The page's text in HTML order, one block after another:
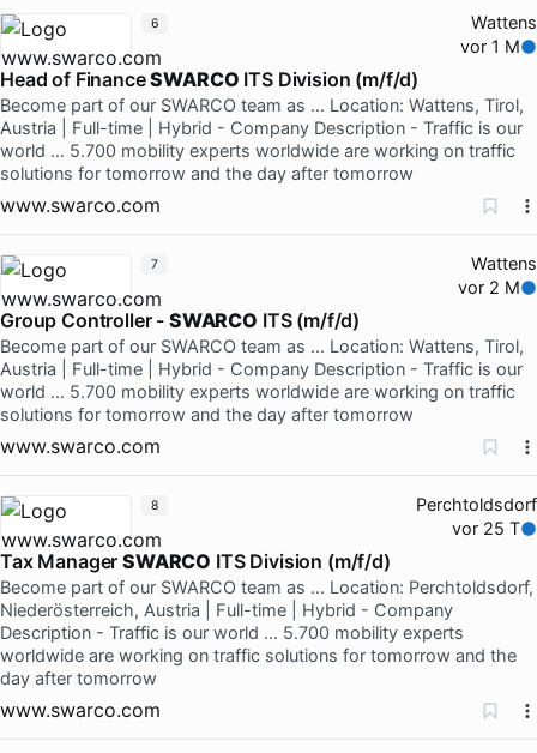
Wattens
vor 1 M
Head of FinanceSWARCO ITS Division (m/f/d)
Become part of our SWARCO team as … Location: Wattens, Tirol,
Austria | Full-time | Hybrid - Company Description - Traffic is our
world … 5.700 mobility experts worldwide are working on traffic
solutions for tomorrow and the day after tomorrow
www.swarco.com
6
Wattens
vor 2 M
Group Controller - SWARCO ITS (m/f/d)
Become part of our SWARCO team as … Location: Wattens, Tirol,
Austria | Full-time | Hybrid - Company Description - Traffic is our
world … 5.700 mobility experts worldwide are working on traffic
solutions for tomorrow and the day after tomorrow
www.swarco.com
7
Perchtoldsdorf
vor 25 T
Tax ManagerSWARCO ITS Division (m/f/d)
Become part of our SWARCO team as … Location: Perchtoldsdorf,
Niederösterreich, Austria | Full-time | Hybrid - Company
Description - Traffic is our world … 5.700 mobility experts
worldwide are working on traffic solutions for tomorrow and the
day after tomorrow
www.swarco.com
8